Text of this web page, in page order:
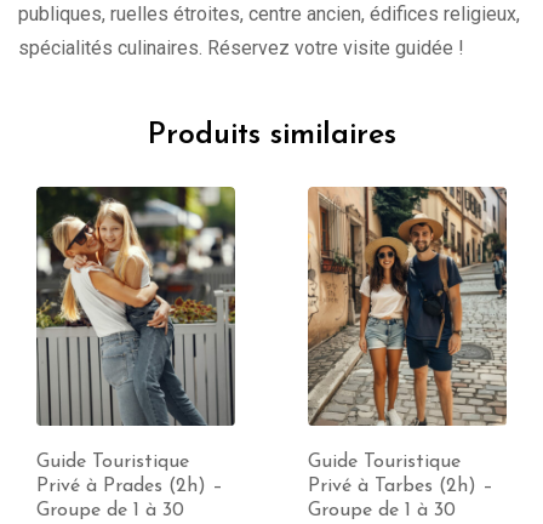
publiques, ruelles étroites, centre ancien, édifices religieux,
spécialités culinaires. Réservez votre visite guidée !
Produits similaires
Guide Touristique
Privé à Prades (2h) –
Groupe de 1 à 30
Guide Touristique
Privé à Tarbes (2h) –
Groupe de 1 à 30